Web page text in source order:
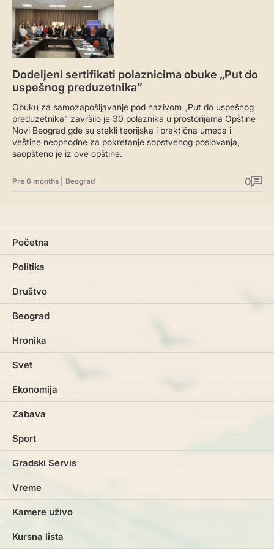
Dodeljeni sertifikati polaznicima obuke „Put do
uspešnog preduzetnika”
Obuku za samozapošljavanje pod nazivom „Put do uspešnog
preduzetnika” završilo je 30 polaznika u prostorijama Opštine
Novi Beograd gde su stekli teorijska i praktična umeća i
veštine neophodne za pokretanje sopstvenog poslovanja,
saopšteno je iz ove opštine.
Pre 6 months Beograd 0
Početna
Politika
Društvo
Beograd
Hronika
Svet
Ekonomija
Zabava
Sport
Gradski Servis
Vreme
Kamere uživo
Kursna lista